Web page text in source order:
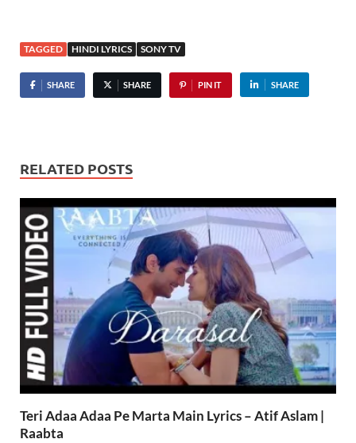
TAGGED HINDI LYRICS SONY TV
SHARE SHARE PIN IT SHARE
RELATED POSTS
Teri Adaa Adaa Pe Marta Main Lyrics – Atif Aslam |
Raabta